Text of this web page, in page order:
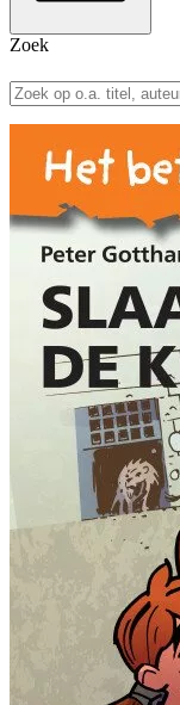
Zoek